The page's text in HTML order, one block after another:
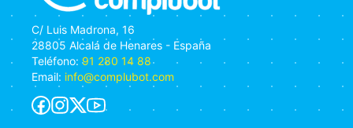
C/ Luis Madrona, 16
28805 Alcalá de Henares - España
Teléfono: 91 280 14 88
Email: info@complubot.com